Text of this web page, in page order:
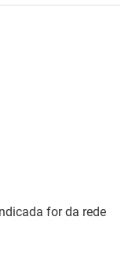
for da rede